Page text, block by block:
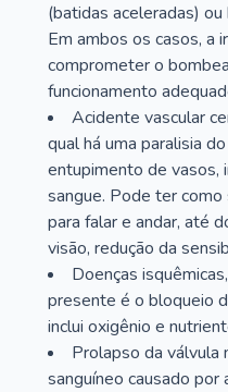
(batidas aceleradas)
Em ambos os casos, a
comprometer o
funcionamento
Acidente vascular
qual há uma paralisia
entupimento de vasos,
sangue. Pode ter
para falar e andar, até
visão, redução da
Doenças
presente é o bloqueio
inclui oxigênio e
Prolapso da válvula
sanguíneo causado por